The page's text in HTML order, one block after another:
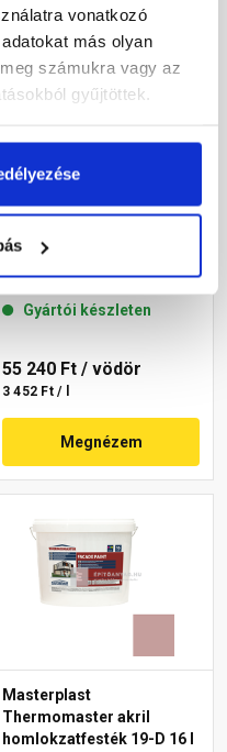
vonatkozó
más olyan
számukra vagy az
gyűjtöttek.
Thermomaster akril
homlokzatfesték 13-C 16 l
Gyártói készleten
55 240 Ft / vödör
3 452 Ft / l
Megnézem
Masterplast
Thermomaster akril
homlokzatfesték 19-D 16 l